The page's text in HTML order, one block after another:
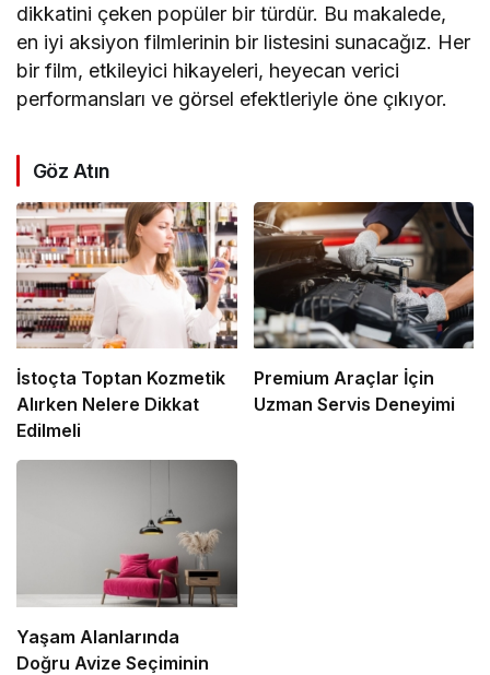
dikkatini çeken popüler bir türdür. Bu makalede,
en iyi aksiyon filmlerinin bir listesini sunacağız. Her
bir film, etkileyici hikayeleri, heyecan verici
performansları ve görsel efektleriyle öne çıkıyor.
Göz Atın
İstoçta Toptan Kozmetik
Alırken Nelere Dikkat
Edilmeli
Premium Araçlar İçin
Uzman Servis Deneyimi
Yaşam Alanlarında
Doğru Avize Seçiminin